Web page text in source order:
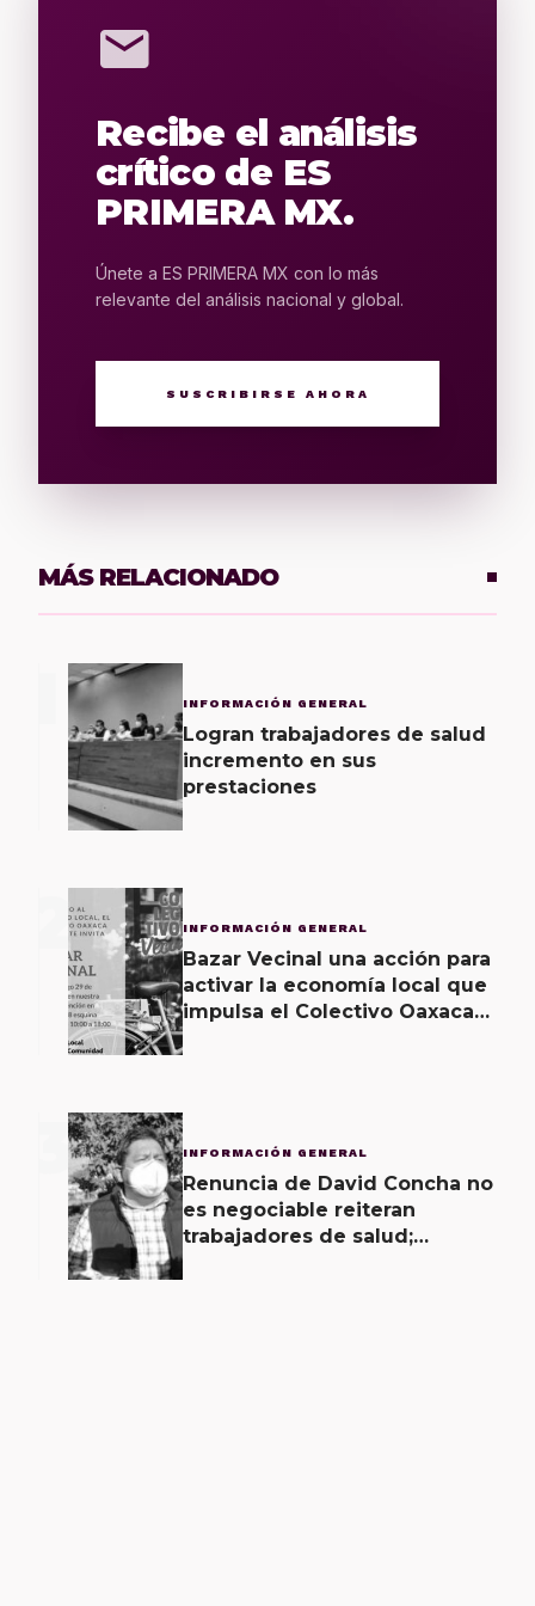
mail
Recibe el análisis
crítico de ES
PRIMERA MX.
Únete a ES PRIMERA MX con lo más
relevante del análisis nacional y global.
SUSCRIBIRSE AHORA
MÁS RELACIONADO
INFORMACIÓN GENERAL
Logran trabajadores de salud
incremento en sus
prestaciones
2 INFORMACIÓN GENERAL
Bazar Vecinal una acción para
activar la economía local que
impulsa el Colectivo Oaxaca
3 INFORMACIÓN GENERAL
Renuncia de David Concha no
es negociable reiteran
trabajadores de salud;